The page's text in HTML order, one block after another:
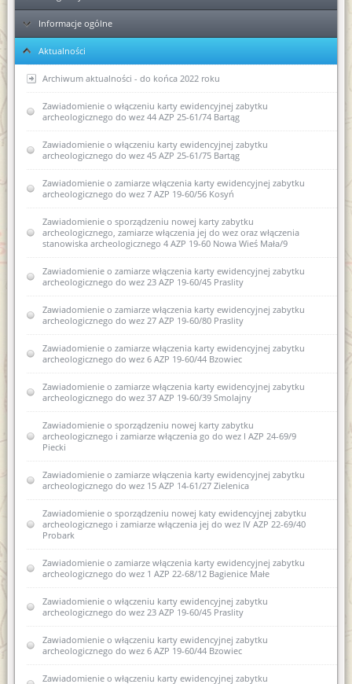
Ełk
Elbląg
Informacje ogólne
KPA - sposób postępowania podczas przyjmowania dokumentów
Ponowne wykorzystanie informacji publicznej
Kolejność rozpatrywania spraw
Skargi i wnioski
Regulaminy Urzędu
Regulamin Organizacyjny WUOZ w Olsztynie
Statut prawny
Majątek
Podstawa prawna
USTAWA o ochronie zabytków i opiece nad zabytkami (Dz.U.
2003 nr 162, poz. 1568)
USTAWA z dnia 16 kwietnia 2004 r o ochronie przyrody (Dz. U.
Nr 92, poz. 880)
USTAWA z dnia 27 marca 2003 r. o planowaniu i
zagospodarowaniu przestrzennym (Dz. U. z dnia 10 maja 2003
r.)
Rozporządzenie w sprawie oraganizacji wojewódzkich urzędów
ochrony zabytków (Dz.U. z 2004r. nr 75 poz 706)
USTAWA z dnia 29 stycznia 2004 r Prawo zamówień publicznych
(Dz. U. Nr 113, poz. 759 ze zm.)
USTAWA z dnia 7 lipca 1994 r. Prawo budowlane (Dz. U. Nr 89,
poz. 414 ze zm.)
Wykaz stanowisk WUOZ i kontakty
Elektroniczna Skrzynka Podawcza - składanie pism i wniosków
drogą elektroniczną
Kierownictwo jednostki
DEKLARACJA DOSTĘPNOŚCI
Aktualności
Archiwum aktualności - do końca 2022 roku
Zawiadomienie o wszczęciu postępowania administracyjnego w
sprawie wpisania do rejestru zabytków dawnych koszar
piechoty w Biskupcu
Zawiadomienie o zamiarze sporządzenia nowej karty
ewidencyjnej zabytku archeologicznego ujętego w
wojewódzkiej ewidencji zabytków II AZP 22-62/4
Pozwolenie w sprawie powierzchniowych badań
archeologicznych
Zmiany w Kodeksie postępowania administracyjnego
(poradnik)
Wycinka drzew od 1 stycznia 2017 r
Współpraca Generalnego Konserwatora Zabytków i Głównego
Konserwatora Przyrody
Obowiązki właścicieli i posiadaczy zabytków
Współczesne metody konserwacji budownictwa
zabytkowego - termomodernizacja
Porozumienie z dnia 28 sierpnia 2014r.
Zawiadomienie o wydaniu decyzji w sprawie wpisania do
rejestru dawnych koszar piechoty w Biskupcu
Kwalifikacje osób prowadzących prace przy zabytkach
Akty prawne regulujące prowadzenie prac przy zabytkach
wpisanych do rejestru zabytków
Decyzja w sprawie wpisu do rejestru zabytków województwa
warmińsko-mazurskiego elementów komponowanej zieleni
Śródmieścia Olsztyna
Zawiadomienie o wszczęciu postępowania administracyjnego
dotyczącego badań AZP w obr. Pomnik gm Korsze oraz w obr.
Równina Dolna gm. Korsze
Zawiadomienie o włączeniu karty ewidencyjnej zabytku do
wojewódzkiej ewidencji zabytków - XLIII AZP16-51/38
Zawiadomienie o zamiarze włączenia karty ewidencyjnej
zabytku archeologicznego do wojewódzkiej ewidencji
zabytków 9 AZP 23-62/25
Zawiadomienie o włączeniu karty ewidencyjnej zabytku
archeologicznego do wez 44 AZP 25-61/74 Bartąg
Zawiadomienie o włączeniu karty ewidencyjnej zabytku
archeologicznego do wez 45 AZP 25-61/75 Bartąg
Zawiadomienie o zamiarze włączenia karty ewidencyjnej zabytku
archeologicznego do wez 7 AZP 19-60/56 Kosyń
Zawiadomienie o sporządzeniu nowej karty zabytku
archeologicznego, zamiarze włączenia jej do wez oraz włączenia
stanowiska archeologicznego 4 AZP 19-60 Nowa Wieś Mała/9
Zawiadomienie o zamiarze włączenia karty ewidencyjnej zabytku
archeologicznego do wez 23 AZP 19-60/45 Praslity
Zawiadomienie o zamiarze włączenia karty ewidencyjnej zabytku
archeologicznego do wez 27 AZP 19-60/80 Praslity
Zawiadomienie o zamiarze włączenia karty ewidencyjnej zabytku
archeologicznego do wez 6 AZP 19-60/44 Bzowiec
Zawiadomienie o zamiarze włączenia karty ewidencyjnej zabytku
archeologicznego do wez 37 AZP 19-60/39 Smolajny
Zawiadomienie o sporządzeniu nowej karty zabytku
archeologicznego i zamiarze włączenia go do wez I AZP 24-69/9
Piecki
Zawiadomienie o zamiarze włączenia karty ewidencyjnej zabytku
archeologicznego do wez 15 AZP 14-61/27 Zielenica
Zawiadomienie o sporządzeniu nowej katy ewidencyjnej zabytku
archeologicznego i zamiarze włączenia jej do wez IV AZP 22-69/40
Probark
Zawiadomienie o zamiarze włączenia karty ewidencyjnej zabytku
archeologicznego do wez 1 AZP 22-68/12 Bagienice Małe
Zawiadomienie o włączeniu karty ewidencyjnej zabytku
archeologicznego do wez 23 AZP 19-60/45 Praslity
Zawiadomienie o włączeniu karty ewidencyjnej zabytku
archeologicznego do wez 6 AZP 19-60/44 Bzowiec
Zawiadomienie o włączeniu karty ewidencyjnej zabytku